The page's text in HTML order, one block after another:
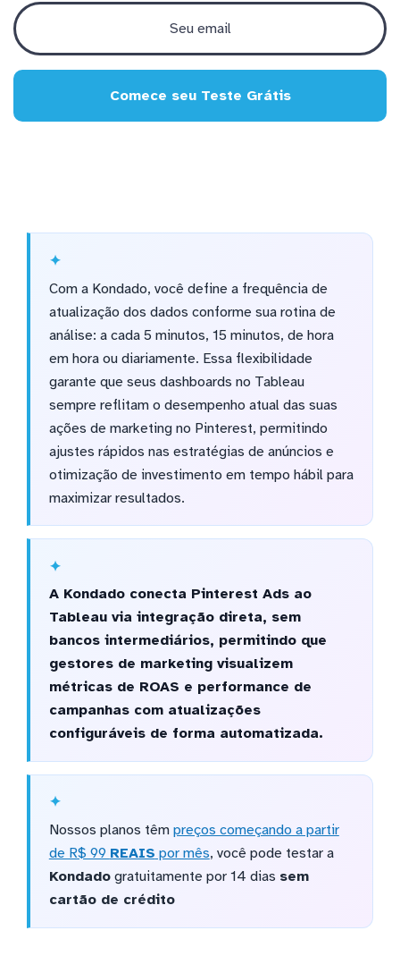
Comece seu Teste Grátis
Com a Kondado, você define a frequência de
atualização dos dados conforme sua rotina de
análise: a cada 5 minutos, 15 minutos, de hora
em hora ou diariamente. Essa flexibilidade
garante que seus dashboards no Tableau
sempre reflitam o desempenho atual das suas
ações de marketing no Pinterest, permitindo
ajustes rápidos nas estratégias de anúncios e
otimização de investimento em tempo hábil para
maximizar resultados.
A Kondado conecta Pinterest Ads ao
Tableau via integração direta, sem
bancos intermediários, permitindo que
gestores de marketing visualizem
métricas de ROAS e performance de
campanhas com atualizações
configuráveis de forma automatizada.
Nossos planos têm preços começando a partir
de R$ 99 REAIS por mês, você pode testar a
Kondadogratuitamente por 14 dias sem
cartão de crédito